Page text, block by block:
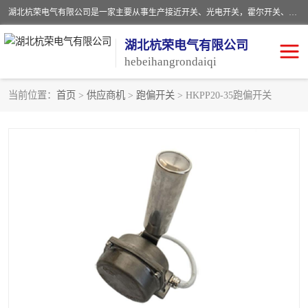
湖北杭荣电气有限公司是一家主要从事生产接近开关、光电开关，霍尔开关、两级跑偏开关、双向拉绳开关、速度监测器、皮带打滑开关、阻旋式料位开关、皮带纵向撕裂开关、溜槽堵塞开关、声光报警器、矿用磁性井筒开关等，主营行业：电气设备、仪器仪表制造, 高低压电器，成套电气设备，矿用防爆机电设备，皮带机综合保护系统，防爆电器，传感器，工矿配件，电器配件，自动化工业机器人的研发，制造，加工销售。
湖北杭荣电气有限公司
hebeihangrondaiqi
当前位置： 首页 > 供应商机 > 跑偏开关 > HKPP20-35跑偏开关
浮球开关
声光报警器
滑线指示灯
光电开关
拉绳开关